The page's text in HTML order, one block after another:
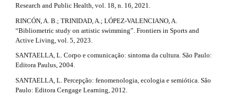
Research and Public Health, vol. 18, n. 16, 2021.
RINCÓN, A. B.; TRINIDAD, A.; LÓPEZ-VALENCIANO, A.
“Bibliometric study on artistic swimming”. Frontiers in Sports and
Active Living, vol. 5, 2023.
SANTAELLA, L. Corpo e comunicação: sintoma da cultura. São Paulo:
Editora Paulus, 2004.
SANTAELLA, L. Percepção: fenomenologia, ecologia e semiótica. São
Paulo: Editora Cengage Learning, 2012.